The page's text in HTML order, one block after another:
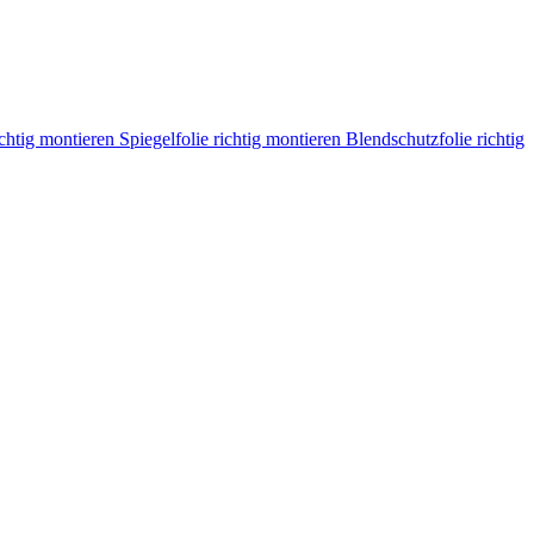
montieren Spiegelfolie richtig montieren Blendschutzfolie richtig